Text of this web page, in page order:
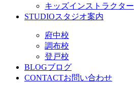
キッズインストラクター
STUDIOスタジオ案内
府中校
調布校
登戸校
BLOGブログ
CONTACTお問い合わせ